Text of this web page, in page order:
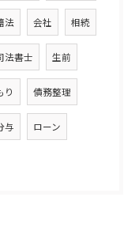
法 会社 相続
法書士 生前
り 債務整理
与 ローン